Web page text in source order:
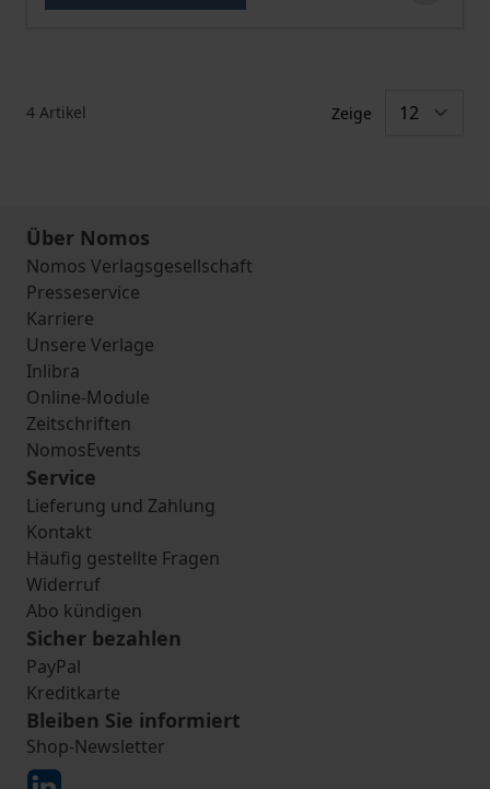
4 Artikel Zeige
Über Nomos
Nomos Verlagsgesellschaft
Presseservice
Karriere
Unsere Verlage
Inlibra
Online-Module
Zeitschriften
NomosEvents
Service
Lieferung und Zahlung
Kontakt
Häufig gestellte Fragen
Widerruf
Abo kündigen
Sicher bezahlen
PayPal
Kreditkarte
Bleiben Sie informiert
Shop-Newsletter